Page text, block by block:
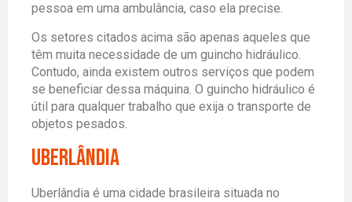
pessoa em uma ambulância, caso ela precise.
Os setores citados acima são apenas aqueles que
têm muita necessidade de um guincho hidráulico.
Contudo, ainda existem outros serviços que podem
se beneficiar dessa máquina. O guincho hidráulico é
útil para qualquer trabalho que exija o transporte de
objetos pesados.
Uberlândia
Uberlândia é uma cidade brasileira situada no